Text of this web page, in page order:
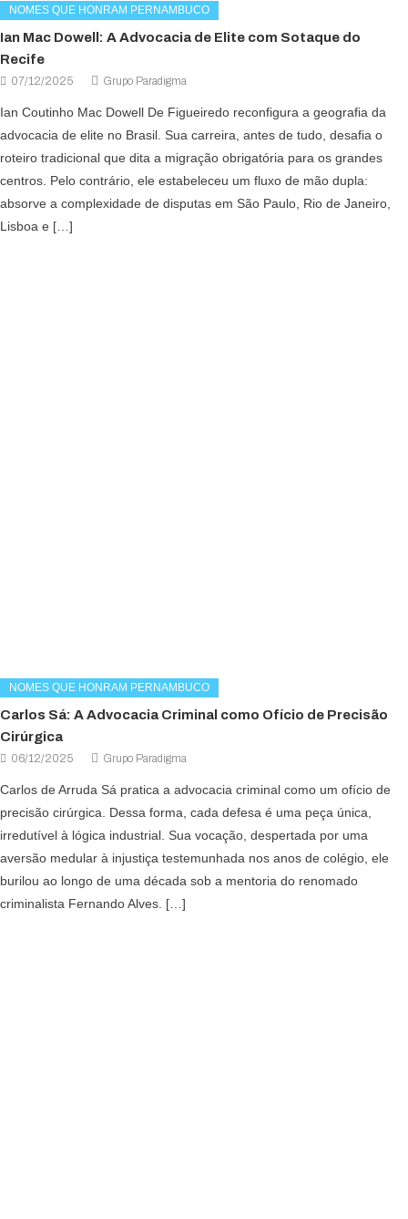
NOMES QUE HONRAM PERNAMBUCO
Ian Mac Dowell: A Advocacia de Elite com Sotaque do
Recife
07/12/2025 Grupo Paradigma
Ian Coutinho Mac Dowell De Figueiredo reconfigura a geografia da
advocacia de elite no Brasil. Sua carreira, antes de tudo, desafia o
roteiro tradicional que dita a migração obrigatória para os grandes
centros. Pelo contrário, ele estabeleceu um fluxo de mão dupla:
absorve a complexidade de disputas em São Paulo, Rio de Janeiro,
Lisboa e […]
NOMES QUE HONRAM PERNAMBUCO
Carlos Sá: A Advocacia Criminal como Ofício de Precisão
Cirúrgica
06/12/2025 Grupo Paradigma
Carlos de Arruda Sá pratica a advocacia criminal como um ofício de
precisão cirúrgica. Dessa forma, cada defesa é uma peça única,
irredutível à lógica industrial. Sua vocação, despertada por uma
aversão medular à injustiça testemunhada nos anos de colégio, ele
burilou ao longo de uma década sob a mentoria do renomado
criminalista Fernando Alves. […]